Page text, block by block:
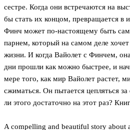
сестре. Когда они встречаются на
бы стать их концом, превращается в
Финч может по-настоящему быть
парнем, который на самом деле
жизни. И когда Вайолет с Финчем,
дни прошли как можно быстрее, и
мере того, как мир Вайолет растет,
сжиматься. Он пытается цепляться
ли этого достаточно на этот раз?
A compelling and beautiful story about